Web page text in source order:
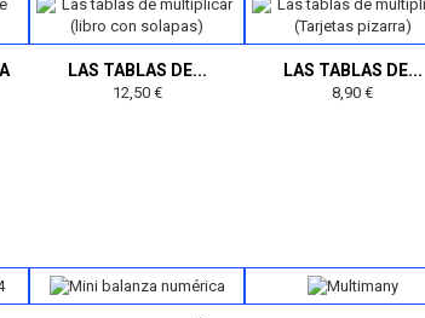
LAS TABLAS DE...
12,50 €
LAS TABLAS DE...
8,90 €